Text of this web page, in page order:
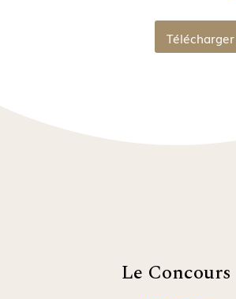
Télécharger
Le Concours